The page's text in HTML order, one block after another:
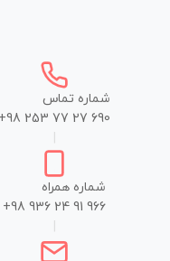
شماره تماس
+98 253 77 27 690
شماره همراه
+98 936 24 91 966